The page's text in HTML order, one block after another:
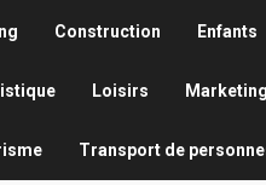
Construction Enfants
Loisirs Marketing
Transport de